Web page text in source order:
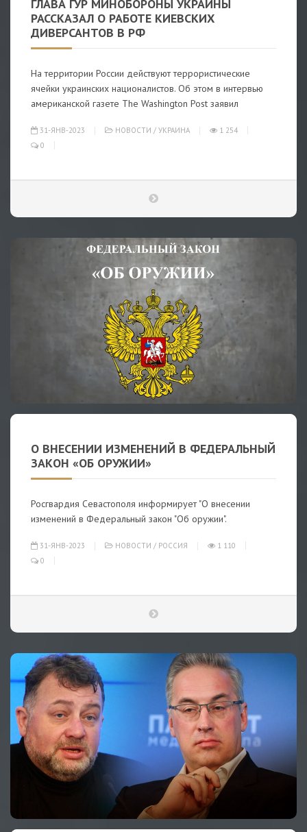
ГЛАВА ГУР МИНОБОРОНЫ УКРАИНЫ
РАССКАЗАЛ О РАБОТЕ КИЕВСКИХ
ДИВЕРСАНТОВ В РФ
На территории России действуют террористические
ячейки украинских националистов. Об этом в интервью
американской газете The Washington Post заявил
31-ЯНВ-2023 НОВОСТИ / УКРАИНА
1 254
0
О ВНЕСЕНИИ ИЗМЕНЕНИЙ В ФЕДЕРАЛЬНЫЙ
ЗАКОН «ОБ ОРУЖИИ»
Росгвардия Севастополя информирует "О внесении
изменений в Федеральный закон "Об оружии".
31-ЯНВ-2023 НОВОСТИ / РОССИЯ
1 110
0